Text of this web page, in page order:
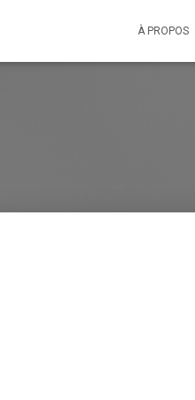
À PROPOS